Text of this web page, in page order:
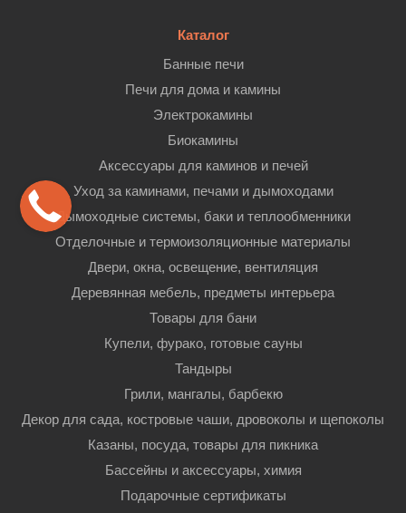
Каталог
Банные печи
Печи для дома и камины
Электрокамины
Биокамины
Аксессуары для каминов и печей
Уход за каминами, печами и дымоходами
Дымоходные системы, баки и теплообменники
Отделочные и термоизоляционные материалы
Двери, окна, освещение, вентиляция
Деревянная мебель, предметы интерьера
Товары для бани
Купели, фурако, готовые сауны
Тандыры
Грили, мангалы, барбекю
Декор для сада, костровые чаши, дровоколы и щепоколы
Казаны, посуда, товары для пикника
Бассейны и аксессуары, химия
Подарочные сертификаты